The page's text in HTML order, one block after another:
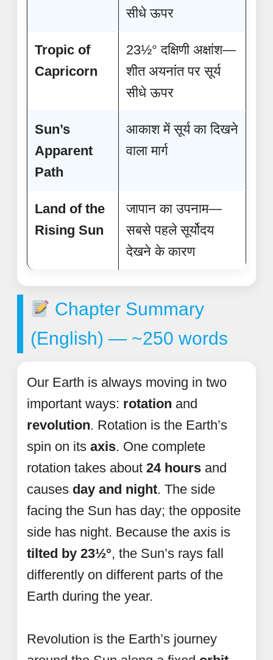
सीधे ऊपर
Tropic of
Capricorn
23½° दक्षिणी अक्षांश—
शीत अयनांत पर सूर्य
सीधे ऊपर
Sun’s
Apparent
Path
आकाश में सूर्य का दिखने
वाला मार्ग
Land of the
Rising Sun
जापान का उपनाम—
सबसे पहले सूर्योदय
देखने के कारण
Chapter Summary
(English) — ~250 words
Our Earth is always moving in two
important ways: rotation and
revolution. Rotation is the Earth’s
spin on its axis. One complete
rotation takes about 24 hours and
causes day and night. The side
facing the Sun has day; the opposite
side has night. Because the axis is
tilted by 23½°, the Sun’s rays fall
differently on different parts of the
Earth during the year.
Revolution is the Earth’s journey